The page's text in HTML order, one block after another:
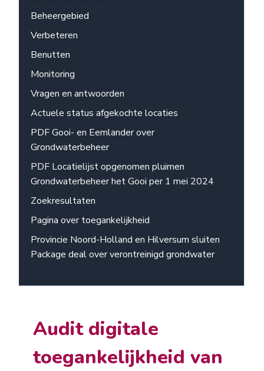
Beheergebied
Verbeteren
Benutten
Monitoring
Vragen en antwoorden
Actuele status afgekochte locaties
PDF Gooi- en Eemlander over
Grondwaterbeheer
PDF Locatielijst opgenomen pluimen
Grondwaterbeheer het Gooi per 1 mei 2024
Zoekresultaten
Pagina over toegankelijkheid
Provincie Noord-Holland en Hilversum sluiten
Package deal over verontreinigd grondwater
Audit digitale
toegankelijkheid van